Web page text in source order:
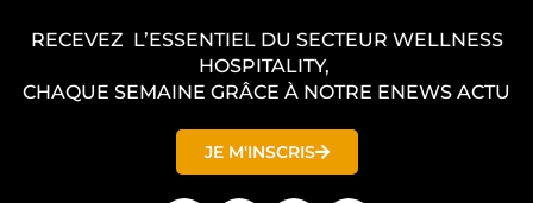
h
r
RECEVEZ L’ESSENTIEL DU SECTEUR WELLNESS
HOSPITALITY,
CHAQUE SEMAINE GRÂCE À NOTRE ENEWS ACTU
JE M'INSCRIS